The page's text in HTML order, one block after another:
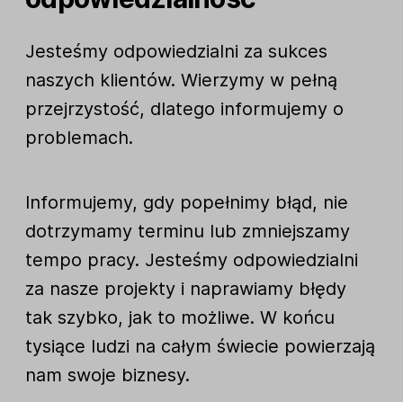
Jesteśmy odpowiedzialni za sukces
naszych klientów. Wierzymy w pełną
przejrzystość, dlatego informujemy o
problemach.
Informujemy, gdy popełnimy błąd, nie
dotrzymamy terminu lub zmniejszamy
tempo pracy. Jesteśmy odpowiedzialni
za nasze projekty i naprawiamy błędy
tak szybko, jak to możliwe. W końcu
tysiące ludzi na całym świecie powierzają
nam swoje biznesy.